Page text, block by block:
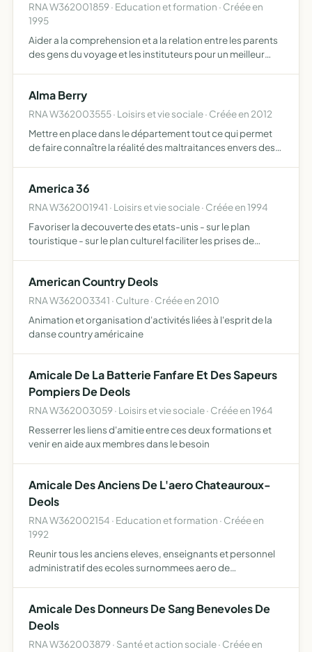
RNA W362001859 · Education et formation · Créée en
1995
Aider a la comprehension et a la relation entre les parents
des gens du voyage et les instituteurs pour un meilleur
Alma Berry
RNA W362003555 · Loisirs et vie sociale · Créée en 2012
Mettre en place dans le département tout ce qui permet
de faire connaître la réalité des maltraitances envers des
…
America 36
RNA W362001941 · Loisirs et vie sociale · Créée en 1994
Favoriser la decouverte des etats-unis - sur le plan
touristique - sur le plan culturel faciliter les prises de
American Country Deols
RNA W362003341 · Culture · Créée en 2010
Animation et organisation d'activités liées à l'esprit de la
danse country américaine
Amicale De La Batterie Fanfare Et Des Sapeurs
Pompiers De Deols
RNA W362003059 · Loisirs et vie sociale · Créée en 1964
Resserrer les liens d'amitie entre ces deux formations et
venir en aide aux membres dans le besoin
Amicale Des Anciens De L'aero Chateauroux-
Deols
RNA W362002154 · Education et formation · Créée en
1992
Reunir tous les anciens eleves, enseignants et personnel
administratif des ecoles surnommees aero de
Amicale Des Donneurs De Sang Benevoles De
Deols
RNA W362003879 · Santé et action sociale · Créée en